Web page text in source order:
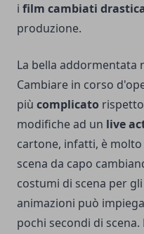
i film cambiati
produzione.
La bella addormentata
Cambiare in corso
più complicato
modifiche ad un live
cartone, infatti, è
scena da capo
costumi di scena per
animazioni può
pochi secondi di